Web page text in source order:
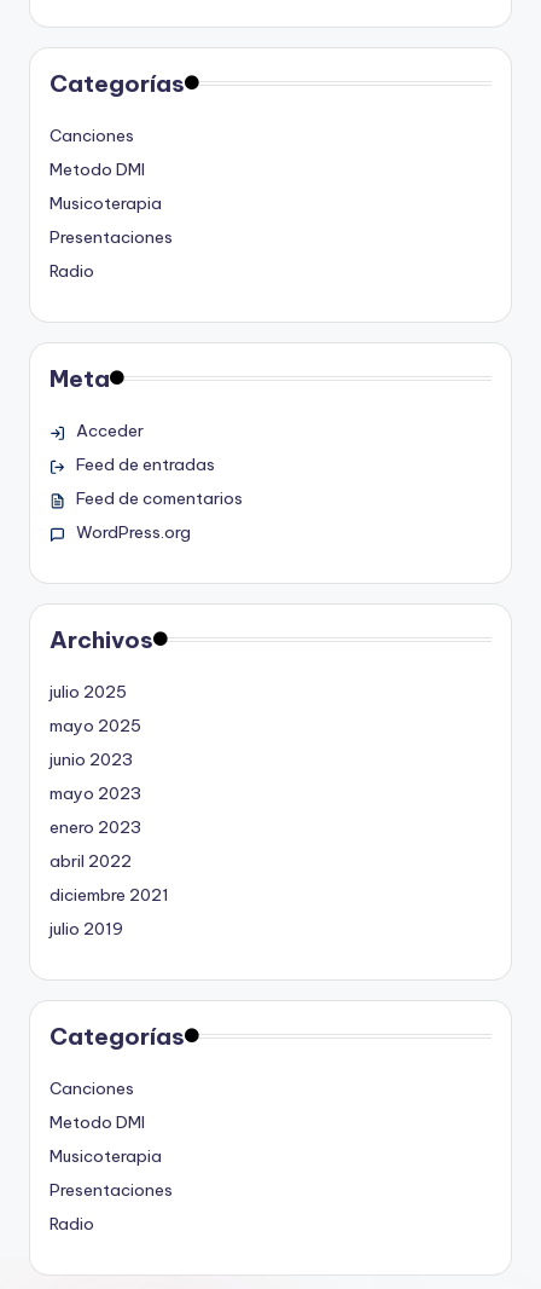
Categorías
Canciones
Metodo DMI
Musicoterapia
Presentaciones
Radio
Meta
Acceder
Feed de entradas
Feed de comentarios
WordPress.org
Archivos
julio 2025
mayo 2025
junio 2023
mayo 2023
enero 2023
abril 2022
diciembre 2021
julio 2019
Categorías
Canciones
Metodo DMI
Musicoterapia
Presentaciones
Radio